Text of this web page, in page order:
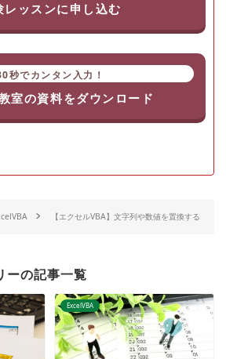
レッスンに申し込む
秒でカンタン入力！
室の資料をダウンロード
【エクセルVBA】文字列や数値を置換する
ーの記事一覧
ExcelVBA